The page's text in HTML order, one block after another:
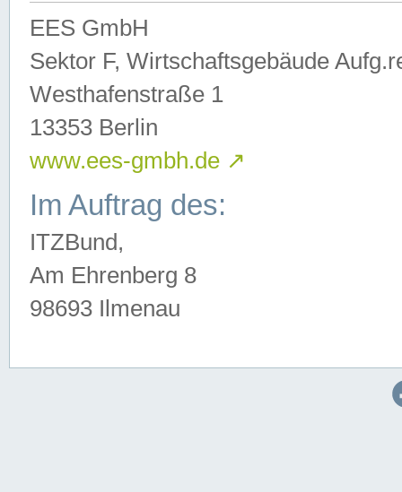
EES GmbH
Sektor F, Wirtschaftsgebäude
Westhafenstraße 1
13353 Berlin
www.ees-gmbh.de ↗
Im Auftrag des:
ITZBund,
Am Ehrenberg 8
98693 Ilmenau